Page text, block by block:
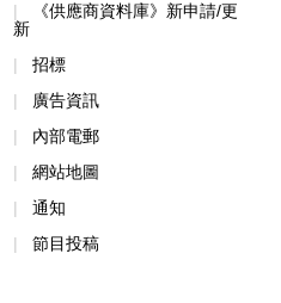
《供應商資料庫》新申請/更
新
招標
廣告資訊
內部電郵
網站地圖
通知
節目投稿